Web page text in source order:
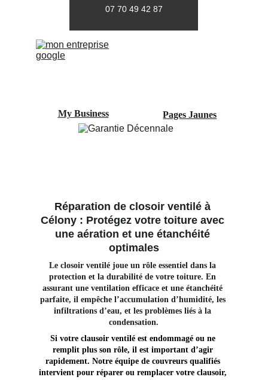
07 70 49 42 87
My Business Pages Jaunes
Réparation de closoir ventilé à
Célony : Protégez votre toiture avec
une aération et une étanchéité
optimales
Le closoir ventilé joue un rôle essentiel dans la
protection et la durabilité de votre toiture. En
assurant une ventilation efficace et une étanchéité
parfaite, il empêche l’accumulation d’humidité, les
infiltrations d’eau, et les problèmes liés à la
condensation.
Si votre clausoir ventilé est endommagé ou ne
remplit plus son rôle, il est important d’agir
rapidement. Notre équipe de couvreurs qualifiés
intervient pour réparer ou remplacer votre clausoir,